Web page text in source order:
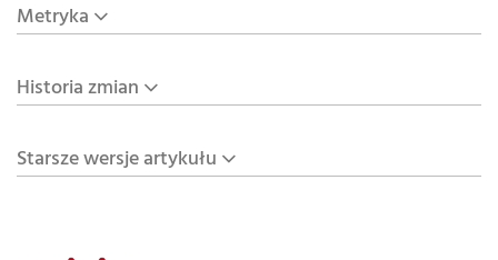
Metryka
Historia zmian
Starsze wersje artykułu